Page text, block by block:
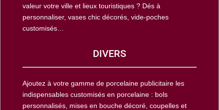
valeur votre ville et lieux touristiques ? Dés à
personnaliser, vases chic décorés, vide-poches
customisés…
DIVERS
Ajoutez à votre gamme de porcelaine publicitaire les
indispensables customisés en porcelaine : bols
personnalisés, mises en bouche décoré, coupelles et